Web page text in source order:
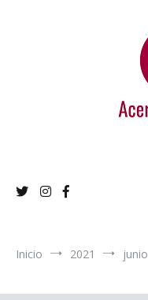
Inicio 2021 junio